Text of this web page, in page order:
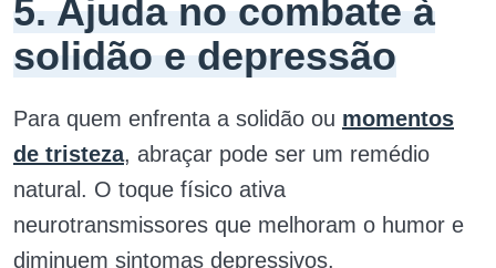
5. Ajuda no combate à
solidão e depressão
Para quem enfrenta a solidão ou momentos
de tristeza, abraçar pode ser um remédio
natural. O toque físico ativa
neurotransmissores que melhoram o humor e
diminuem sintomas depressivos.